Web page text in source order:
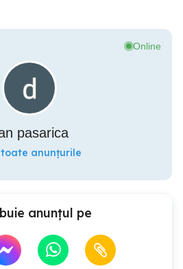
Online
pasarica
toate anunțurile
anunțul pe